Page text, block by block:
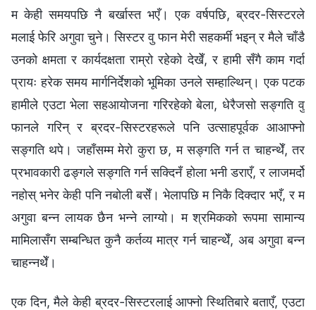
म केही समयपछि नै बर्खास्त भएँ। एक वर्षपछि, ब्रदर-सिस्टरले
मलाई फेरि अगुवा चुने। सिस्टर वु फान मेरी सहकर्मी भइन् र मैले चाँडै
उनको क्षमता र कार्यदक्षता राम्रो रहेको देखेँ, र हामी सँगै काम गर्दा
प्रायः हरेक समय मार्गनिर्देशको भूमिका उनले सम्हाल्थिन्। एक पटक
हामीले एउटा भेला सहआयोजना गरिरहेको बेला, धेरैजसो सङ्गति वु
फानले गरिन् र ब्रदर-सिस्टरहरूले पनि उत्साहपूर्वक आआफ्नो
सङ्गति थपे। जहाँसम्म मेरो कुरा छ, म सङ्गति गर्न त चाहन्थेँ, तर
प्रभावकारी ढङ्गले सङ्गति गर्न सक्दिनँ होला भनी डराएँ, र लाजमर्दो
नहोस् भनेर केही पनि नबोली बसेँ। भेलापछि म निकै दिक्दार भएँ, र म
अगुवा बन्न लायक छैन भन्ने लाग्यो। म श्रमिकको रूपमा सामान्य
मामिलासँग सम्बन्धित कुनै कर्तव्य मात्र गर्न चाहन्थेँ, अब अगुवा बन्न
चाहन्नथेँ।
एक दिन, मैले केही ब्रदर-सिस्टरलाई आफ्नो स्थितिबारे बताएँ, एउटा